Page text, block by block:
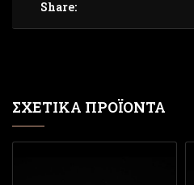
Share:
ΣΧΕΤΙΚΆ ΠΡΟΪΌΝΤΑ